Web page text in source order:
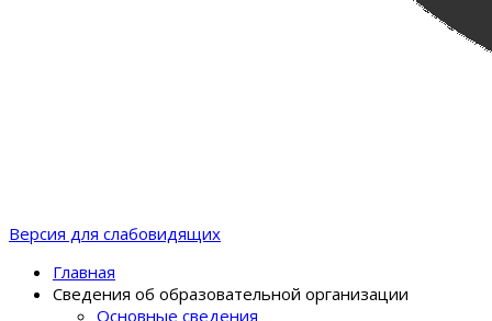
Версия для слабовидящих
Главная
Сведения об образовательной организации
Основные сведения